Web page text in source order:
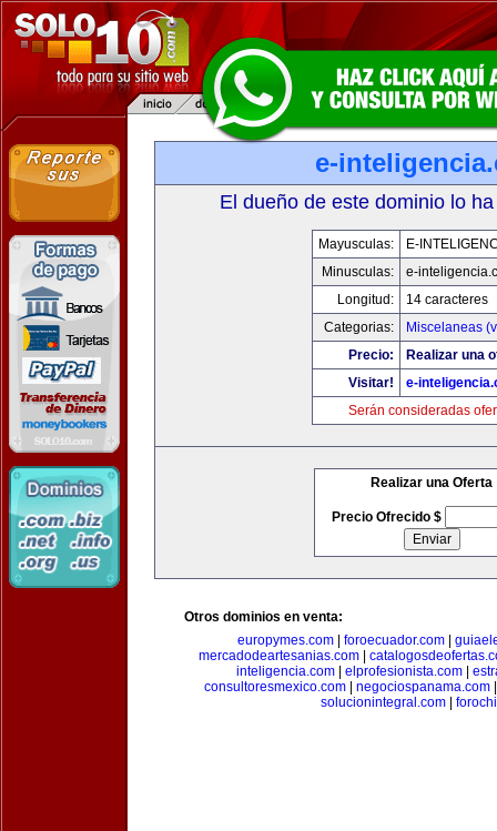
e-
El dueño de este dominio lo
Mayusculas:
E-
Minusculas:
e-
Longitud:
14 caracteres
Categorias:
Miscelaneas
Precio:
Realizar una
Visitar!
e-
Serán consideradas
Realizar una Oferta
Precio Ofrecido $
Otros dominios en venta:
europymes.com| foroecuador.com|
mercadodeartesanias.com
inteligencia.com| elprofesionista.com|
consultoresmexico.com| negociospanama.com
solucionintegral.com|